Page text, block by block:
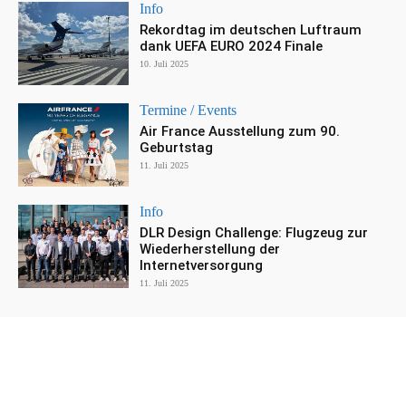
Info
Rekordtag im deutschen Luftraum
dank UEFA EURO 2024 Finale
10. Juli 2025
Termine / Events
Air France Ausstellung zum 90.
Geburtstag
11. Juli 2025
Info
DLR Design Challenge: Flugzeug zur
Wiederherstellung der
Internetversorgung
11. Juli 2025